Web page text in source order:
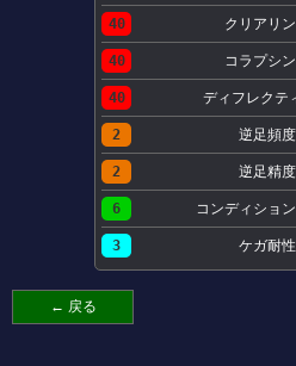
40 クリアリ
40 コラプシ
40 ディフレクテ
2 逆足頻度
2 逆足精度
6 コンディショ
3 ケガ耐性
← 戻る